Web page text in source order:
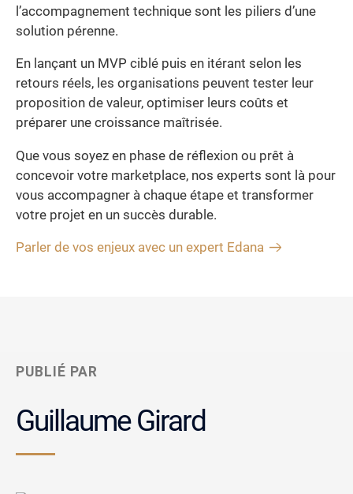
l’accompagnement technique sont les piliers d’une
solution pérenne.
En lançant un MVP ciblé puis en itérant selon les
retours réels, les organisations peuvent tester leur
proposition de valeur, optimiser leurs coûts et
préparer une croissance maîtrisée.
Que vous soyez en phase de réflexion ou prêt à
concevoir votre marketplace, nos experts sont là pour
vous accompagner à chaque étape et transformer
votre projet en un succès durable.
Parler de vos enjeux avec un expert Edana
PUBLIÉ PAR
Guillaume Girard